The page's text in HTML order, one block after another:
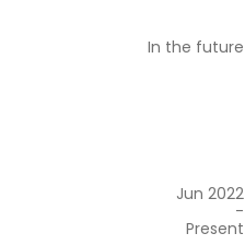
In the future
Jun 2022
-
Present